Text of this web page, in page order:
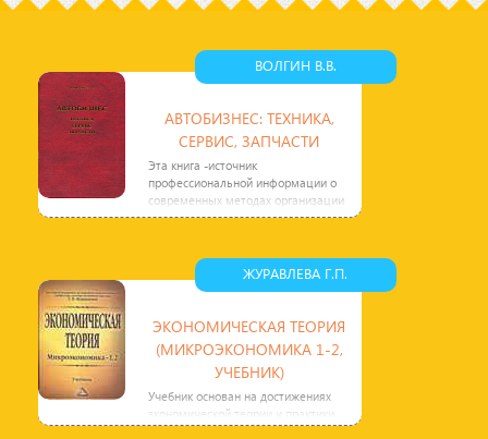
антигенам
пыли, определенным
ВОЛГИН В.В.
АВТОБИЗНЕС: ТЕХНИКА,
СЕРВИС, ЗАПЧАСТИ
Эта книга -источник
профессиональной информации о
современных методах организации
деятельности автодилерских и
ЖУРАВЛЕВА Г.П.
ЭКОНОМИЧЕСКАЯ ТЕОРИЯ
(МИКРОЭКОНОМИКА 1-2,
УЧЕБНИК)
Учебник основан на достижениях
зкономической теории и практики.
Важное значение придается